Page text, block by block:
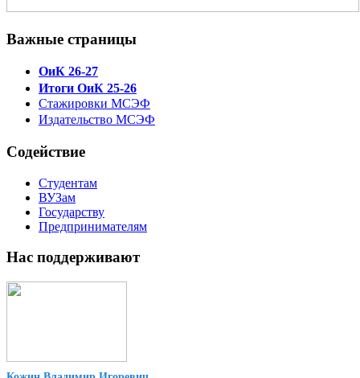
Важные страницы
ОиК 26-27
Итоги ОиК 25-26
Стажировки МСЭФ
Издательство МСЭФ
Содействие
Студентам
ВУЗам
Государству
Предпринимателям
Нас поддерживают